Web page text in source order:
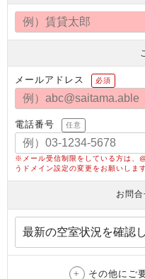
メールアドレス 必須
電話番号 任意
※メール受信制限をしている方は、
うドメイン設定の変更をお願いします
お問
その他にご